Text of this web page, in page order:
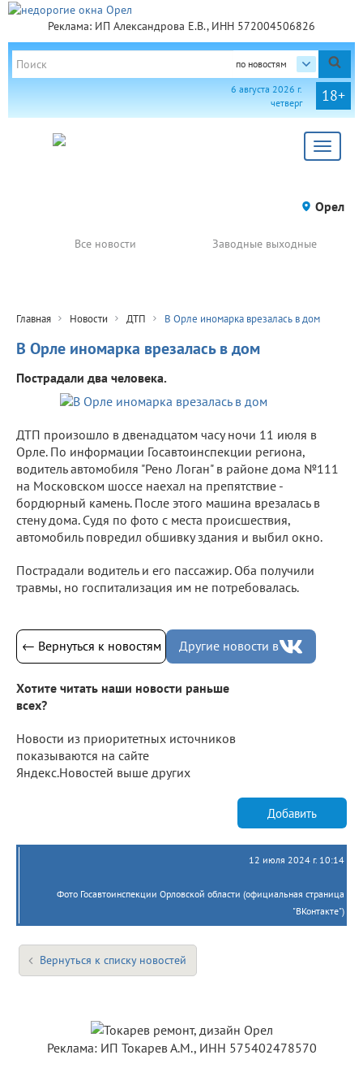
Реклама: ИП Александрова Е.В., ИНН 572004506826
по новостям
18+
6 августа 2026 г.
четверг
Toggle
Орел
Все новости Заводные выходные
Главная Новости ДТП В Орле иномарка врезалась в дом
В Орле иномарка врезалась в дом
Пострадали два человека.
ДТП произошло в двенадцатом часу ночи 11 июля в
Орле. По информации Госавтоинспекции региона,
водитель автомобиля "Рено Логан" в районе дома №111
на Московском шоссе наехал на препятствие -
бордюрный камень. После этого машина врезалась в
стену дома. Судя по фото с места происшествия,
автомобиль повредил обшивку здания и выбил окно.
Пострадали водитель и его пассажир. Оба получили
травмы, но госпитализация им не потребовалась.
← Вернуться к новостям Другие новости в
Хотите читать наши новости раньше
всех?
Новости из приоритетных источников
показываются на сайте
Яндекс.Новостей выше других
Добавить
12 июля 2024 г. 10:14
Фото Госавтоинспекции Орловской области (официальная страница
"ВКонтакте")
Вернуться к списку новостей
Реклама: ИП Токарев А.М., ИНН 575402478570